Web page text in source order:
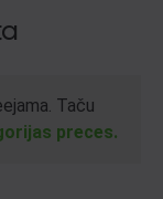
Taču
preces.